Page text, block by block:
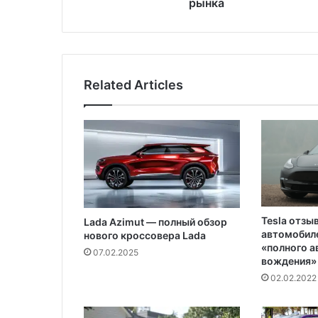
а
т
и
я
н
т
я
н
о
г
о
к
рынка
Related Articles
Lada Azimut — полный обзор
нового кроссовера Lada
07.02.2025
Tesla
«полного
вождения»
02.02.2022